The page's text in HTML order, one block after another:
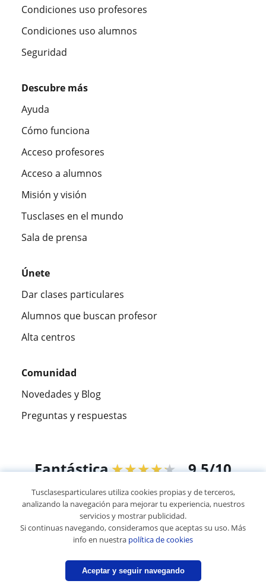
Condiciones uso profesores
Condiciones uso alumnos
Seguridad
Descubre más
Ayuda
Cómo funciona
Acceso profesores
Acceso a alumnos
Misión y visión
Tusclases en el mundo
Sala de prensa
Únete
Dar clases particulares
Alumnos que buscan profesor
Alta centros
Comunidad
Novedades y Blog
Preguntas y respuestas
Fantástica★★★★★ 9,5/10
305915opiniones de alumnos
© 2007 - 2026 Tus clases particulares
Mapa web:Profesores particulares
Tusclasesparticulares utiliza cookies propias y de terceros,
analizando la navegación para mejorar tu experiencia, nuestros
servicios y mostrar publicidad.
Si continuas navegando, consideramos que aceptas su uso. Más
info en nuestra política de cookies
Aceptar y seguir navegando